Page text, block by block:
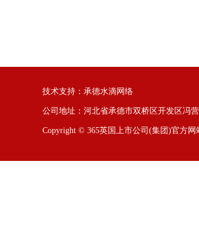
技术支持： 承德水滴网络
公司地址：河北省承德市双桥区开发区冯
Copyright © 365英国上市公司(集团)官方